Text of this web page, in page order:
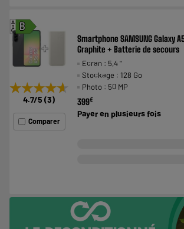
B
A
G
★★★★★
★★★★★
4.7/5 (3)
Comparer
Smartphone SAMSUNG Galaxy
Graphite + Batterie de secours
Ecran : 5,4 "
Stockage : 128 Go
Photo : 50 MP
399€
Payer en plusieurs fois